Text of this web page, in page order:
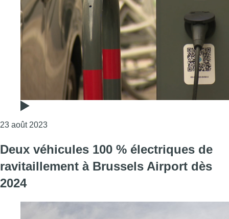
23 août 2023Consulter l'article "Voitures électriques :
Deux véhicules 100 % électriques de
ravitaillement à Brussels Airport dès
2024